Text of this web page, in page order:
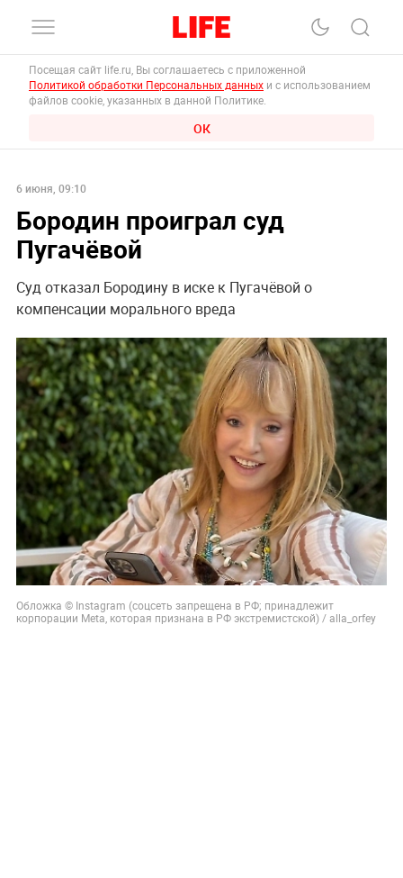
Посещая сайт life.ru, Вы соглашаетесь с приложенной
Политикой обработки Персональных данных и с использованием
файлов cookie, указанных в данной Политике.
ОК
6 июня, 09:10
Бородин проиграл суд
Пугачёвой
Суд отказал Бородину в иске к Пугачёвой о
компенсации морального вреда
Обложка © Instagram (соцсеть запрещена в РФ; принадлежит
корпорации Meta, которая признана в РФ экстремистской) / alla_orfey